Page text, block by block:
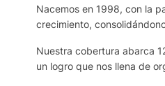
Nacemos en 1998, con la
crecimiento,
Nuestra cobertura abarca
un logro que nos llena de